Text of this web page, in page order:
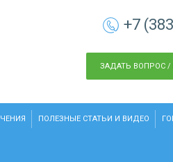
+7
ЗАДАТЬ ВОПРОС /
ПОЛЕЗНЫЕ СТАТЬИ И ВИДЕО